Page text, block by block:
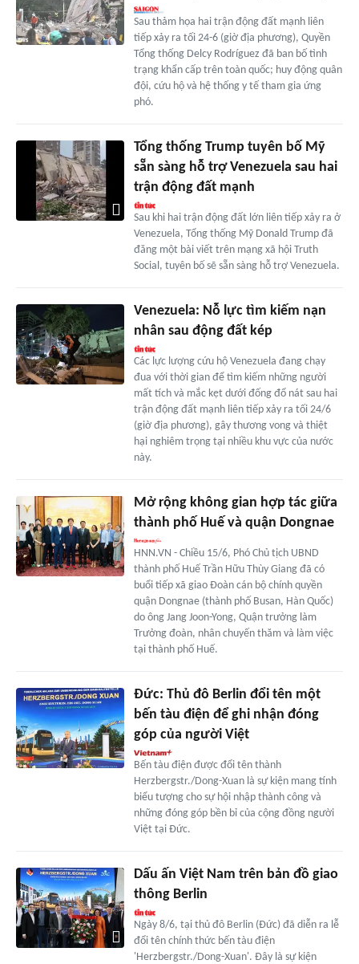
Sau thảm họa hai trận động đất mạnh liên
tiếp xảy ra tối 24-6 (giờ địa phương), Quyền
Tổng thống Delcy Rodríguez đã ban bố tình
trạng khẩn cấp trên toàn quốc; huy động quân
đội, cứu hộ và hệ thống y tế tham gia ứng
phó.
Tổng thống Trump tuyên bố Mỹ
sẵn sàng hỗ trợ Venezuela sau hai
trận động đất mạnh
Sau khi hai trận động đất lớn liên tiếp xảy ra ở
Venezuela, Tổng thống Mỹ Donald Trump đã
đăng một bài viết trên mạng xã hội Truth
Social, tuyên bố sẽ sẵn sàng hỗ trợ Venezuela.
Venezuela: Nỗ lực tìm kiếm nạn
nhân sau động đất kép
Các lực lượng cứu hộ Venezuela đang chạy
đua với thời gian để tìm kiếm những người
mất tích và mắc kẹt dưới đống đổ nát sau hai
trận động đất mạnh liên tiếp xảy ra tối 24/6
(giờ địa phương), gây thương vong và thiệt
hại nghiêm trọng tại nhiều khu vực của nước
này.
Mở rộng không gian hợp tác giữa
thành phố Huế và quận Dongnae
HNN.VN - Chiều 15/6, Phó Chủ tịch UBND
thành phố Huế Trần Hữu Thùy Giang đã có
buổi tiếp xã giao Đoàn cán bộ chính quyền
quận Dongnae (thành phố Busan, Hàn Quốc)
do ông Jang Joon-Yong, Quận trưởng làm
Trưởng đoàn, nhân chuyến thăm và làm việc
tại thành phố Huế.
Đức: Thủ đô Berlin đổi tên một
bến tàu điện để ghi nhận đóng
góp của người Việt
Bến tàu điện được đổi tên thành
Herzbergstr./Dong-Xuan là sự kiện mang tính
biểu tượng cho sự hội nhập thành công và
những đóng góp bền bỉ của cộng đồng người
Việt tại Đức.
Dấu ấn Việt Nam trên bản đồ giao
thông Berlin
Ngày 8/6, tại thủ đô Berlin (Đức) đã diễn ra lễ
đổi tên chính thức bến tàu điện
'Herzbergstr./Dong-Xuan'. Đây là sự kiện